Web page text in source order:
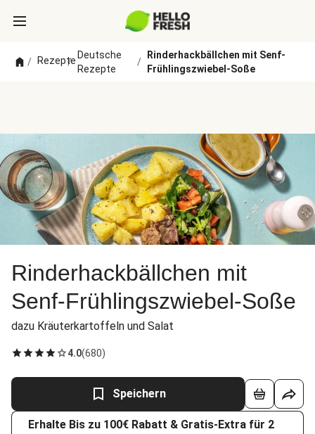
/ Rezepte
/
Deutsche
Rezepte
/
Rinderhackbällchen mit Senf-
Frühlingszwiebel-Soße
Rinderhackbällchen mit
Senf-Frühlingszwiebel-Soße
dazu Kräuterkartoffeln und Salat
4.0(680)
Speichern
Erhalte Bis zu 100€ Rabatt & Gratis-Extra für 2